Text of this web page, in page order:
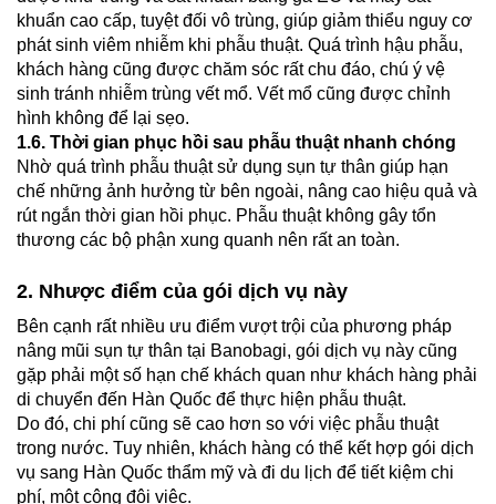
khuẩn cao cấp, tuyệt đối vô trùng, giúp giảm thiểu nguy cơ
phát sinh viêm nhiễm khi phẫu thuật. Quá trình hậu phẫu,
khách hàng cũng được chăm sóc rất chu đáo, chú ý vệ
sinh tránh nhiễm trùng vết mổ. Vết mổ cũng được chỉnh
hình không để lại sẹo.
1.6. Thời gian phục hồi sau phẫu thuật nhanh chóng
Nhờ quá trình phẫu thuật sử dụng sụn tự thân giúp hạn
chế những ảnh hưởng từ bên ngoài, nâng cao hiệu quả và
rút ngắn thời gian hồi phục. Phẫu thuật không gây tổn
thương các bộ phận xung quanh nên rất an toàn.
2. Nhược điểm của gói dịch vụ này
Bên cạnh rất nhiều ưu điểm vượt trội của phương pháp
nâng mũi sụn tự thân tại Banobagi, gói dịch vụ này cũng
gặp phải một số hạn chế khách quan như khách hàng phải
di chuyển đến Hàn Quốc để thực hiện phẫu thuật.
Do đó, chi phí cũng sẽ cao hơn so với việc phẫu thuật
trong nước. Tuy nhiên, khách hàng có thể kết hợp gói dịch
vụ sang Hàn Quốc thẩm mỹ và đi du lịch để tiết kiệm chi
phí, một công đôi việc.